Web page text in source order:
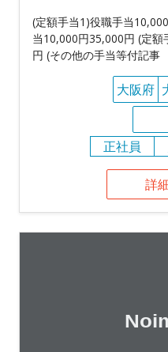
(定額手当1)役職手当
当10,000円35,000円 (定
円 (その他の手当等付記事
大阪府
正社員
詳